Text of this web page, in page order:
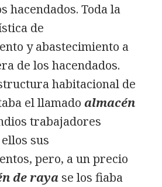
hacendados. Toda la
de
y abastecimiento a
de los hacendados.
habitacional de
el llamadoalmacén
trabajadores
sus
pero, a un precio
de rayase los fiaba